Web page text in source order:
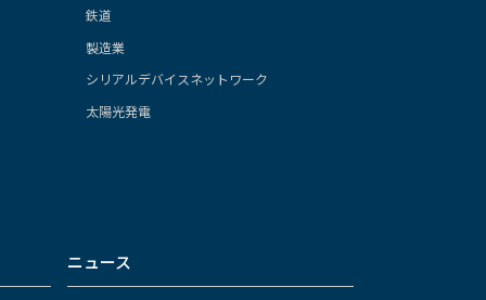
ー等の損害等については、一
鉄道
製造業
シリアルデバイスネットワーク
太陽光発電
ニュース